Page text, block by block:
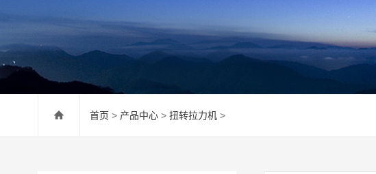
首页 > 产品中心 > 扭转拉力机 >